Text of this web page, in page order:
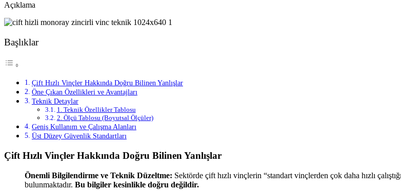
Açıklama
Başlıklar
Çift Hızlı Vinçler Hakkında Doğru Bilinen Yanlışlar
Öne Çıkan Özellikleri ve Avantajları
Teknik Detaylar
1. Teknik Özellikler Tablosu
2. Ölçü Tablosu (Boyutsal Ölçüler)
Geniş Kullanım ve Çalışma Alanları
Üst Düzey Güvenlik Standartları
Çift Hızlı Vinçler Hakkında Doğru Bilinen Yanlışlar
Önemli Bilgilendirme ve Teknik Düzeltme: Sektörde çift hızlı vinçlerin “standart vinçlerden çok daha hızlı
bulunmaktadır. Bu bilgiler kesinlikle doğru değildir.